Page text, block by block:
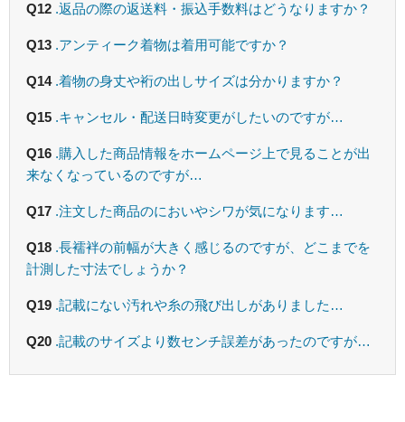
Q12 .返品の際の返送料・振込手数料はどうなりますか？
Q13 .アンティーク着物は着用可能ですか？
Q14 .着物の身丈や裄の出しサイズは分かりますか？
Q15 .キャンセル・配送日時変更がしたいのですが…
Q16 .購入した商品情報をホームページ上で見ることが出
来なくなっているのですが…
Q17 .注文した商品のにおいやシワが気になります…
Q18 .長襦袢の前幅が大きく感じるのですが、どこまでを
計測した寸法でしょうか？
Q19 .記載にない汚れや糸の飛び出しがありました…
Q20 .記載のサイズより数センチ誤差があったのですが…